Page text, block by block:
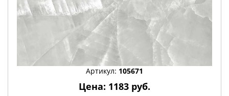
Артикул: 105671
Цена: 1183 руб.